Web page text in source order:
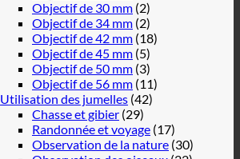
Objectif de 30 mm (2)
Objectif de 34 mm (2)
Objectif de 42 mm (18)
Objectif de 45 mm (5)
Objectif de 50 mm (3)
Objectif de 56 mm (11)
Utilisation des jumelles (42)
Chasse et gibier (29)
Randonnée et voyage (17)
Observation de la nature (30)